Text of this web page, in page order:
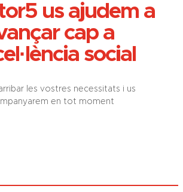
us ajudem a
cap a
social
les vostres necessitats i us
en tot moment